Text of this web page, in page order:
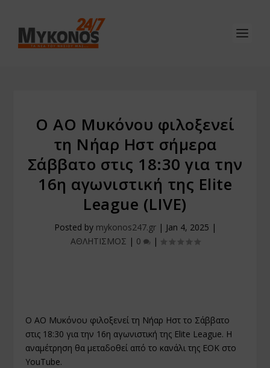
Ο ΑΟ Μυκόνου φιλοξενεί
τη Νήαρ Ηστ σήμερα
Σάββατο στις 18:30 για την
16η αγωνιστική της Elite
League (LIVE)
Posted by mykonos247.gr| Jan 4, 2025 |
ΑΘΛΗΤΙΣΜΟΣ | 0 |
Ο ΑΟ Μυκόνου φιλοξενεί τη Νήαρ Ηστ το Σάββατο
στις 18:30 για την 16η αγωνιστική της Elite League. Η
αναμέτρηση θα μεταδοθεί από το κανάλι της ΕΟΚ στο
YouTube.